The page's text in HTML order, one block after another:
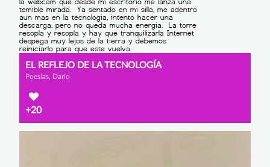
EL REFLEJO DE LA TECNOLOGÍA
Poesías, Darío
+20